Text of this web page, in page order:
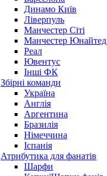
Динамо Київ
Ліверпуль
Манчестер Сіті
Манчестер Юнайтед
Реал
Ювентус
Інші ФК
Збірні команди
Україна
Англія
Аргентина
Бразилія
Німеччина
Іспанія
Атрибутика для фанатів
Шарфи